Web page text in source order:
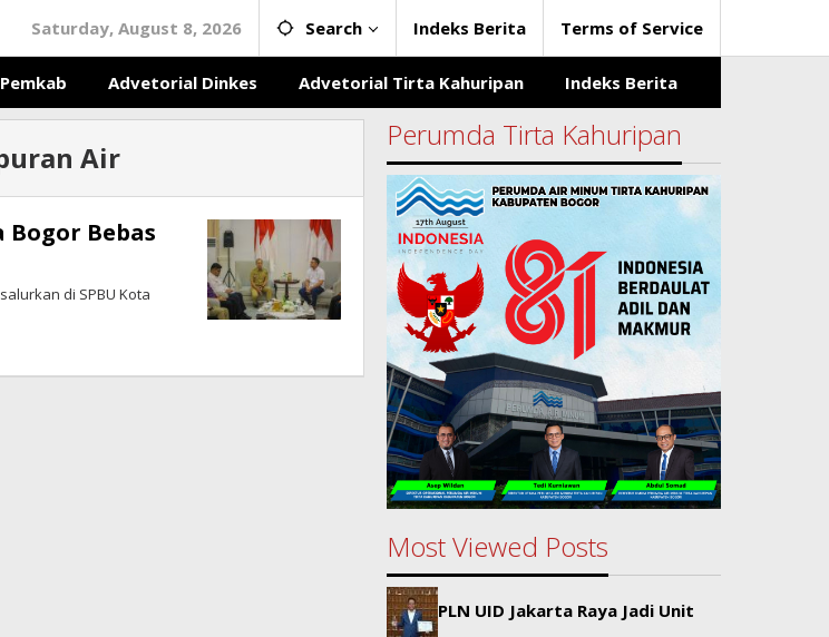
Saturday, August 8, 2026 Search Indeks Berita Terms of Service
Advetorial Dinkes Advetorial Tirta Kahuripan Indeks Berita
Air
Bogor Bebas
di SPBU Kota
Perumda Tirta Kahuripan
Most Viewed Posts
PLN UID Jakarta Raya Jadi Unit